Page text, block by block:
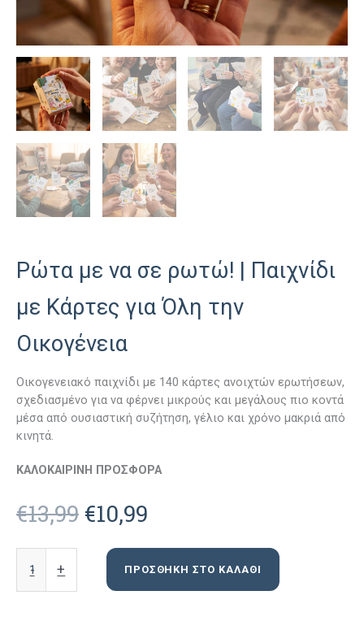
Ρώτα με να σε ρωτώ! | Παιχνίδι
με Κάρτες για Όλη την
Οικογένεια
Οικογενειακό παιχνίδι με 140 κάρτες ανοιχτών ερωτήσεων,
σχεδιασμένο για να φέρνει μικρούς και μεγάλους πιο κοντά
μέσα από ουσιαστική συζήτηση, γέλιο και χρόνο μακριά από
κινητά.
ΚΑΛΟΚΑΙΡΙΝΗ ΠΡΟΣΦΟΡΑ
€13,99 Original
price
was:
€10,99
τρέχουσα
τιμή
-
να
+ ΠΡΟΣΘΉΚΗ ΣΤΟ ΚΑΛΆΘΙ